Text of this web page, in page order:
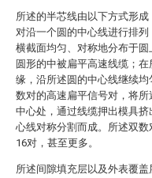
所述的半芯线由以下方式形
对沿一个圆的中心线进行排
横截面均匀、对称地分布于
圆形的中被扁平高速线缆；
缘，沿所述圆的中心线继续
数对的高速扁平信号对，将
中心处，通过线缆押出模具
心线对称分割而成。所述双
16对，甚至更多。
所述间隙填充层以及外表覆盖